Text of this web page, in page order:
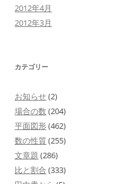
2012年4月
2012年3月
カテゴリー
お知らせ(2)
場合の数 (204)
平面図形(462)
数の性質(255)
文章題 (286)
比と割合 (333)